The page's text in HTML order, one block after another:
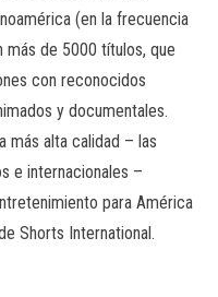
(en la frecuencia
más de 5000 títulos, que
con reconocidos
y documentales.
más alta calidad – las
e internacionales –
para América
Shorts International.